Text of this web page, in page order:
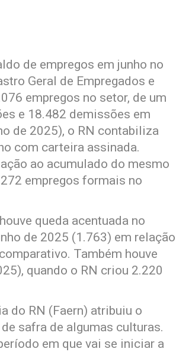
de empregos em junho no
Geral de Empregados e
empregos no setor, de um
e 18.482 demissões em
de 2025), o RN contabiliza
com carteira assinada.
ao acumulado do mesmo
empregos formais no
queda acentuada no
de 2025 (1.763) em relação
Também houve
quando o RN criou 2.220
do RN (Faern) atribuiu o
safra de algumas culturas.
em que vai se iniciar a